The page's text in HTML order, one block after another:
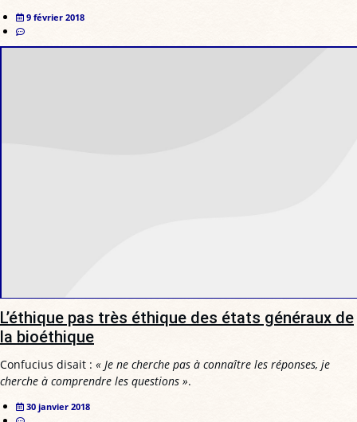
9 février 2018
L’éthique pas très éthique des états généraux de
la bioéthique
Confucius disait : « Je ne cherche pas à connaître les réponses, je
cherche à comprendre les questions ».
30 janvier 2018